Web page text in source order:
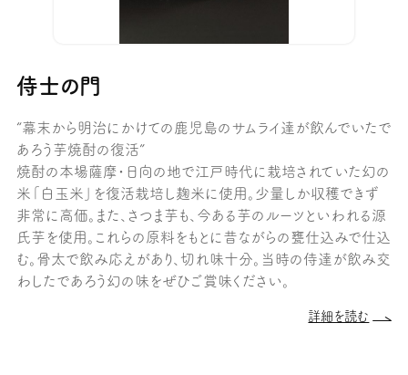
侍士の門
“幕末から明治にかけての鹿児島のサムライ達が飲んでいたで
あろう芋焼酎の復活”
焼酎の本場薩摩・日向の地で江戸時代に栽培されていた幻の
米「白玉米」を復活栽培し麹米に使用。少量しか収穫できず
非常に高価。また、さつま芋も、今ある芋のルーツといわれる源
氏芋を使用。これらの原料をもとに昔ながらの甕仕込みで仕込
む。骨太で飲み応えがあり、切れ味十分。当時の侍達が飲み交
わしたであろう幻の味をぜひご賞味ください。
詳細を読む